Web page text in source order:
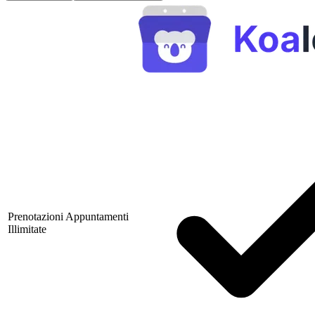
Prenotazioni Appuntamenti
Illimitate